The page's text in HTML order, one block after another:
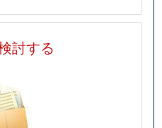
討する